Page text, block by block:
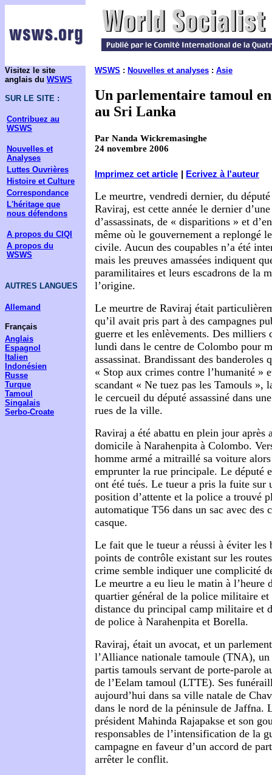
Visitez le site
anglais du WSWS
SUR LE SITE :
Contribuez au
WSWS
Nouvelles et
Analyses
Luttes Ouvrières
Histoire et Culture
Correspondance
L'héritage que
nous défendons
A propos du CIQI
A propos du
WSWS
AUTRES LANGUES
Allemand
Français
Anglais
Espagnol
Italien
Indonésien
Russe
Turque
Tamoul
Singalais
Serbo-Croate
WSWS : Nouvelles et analyses : Asie
Un parlementaire tamoul en
au Sri Lanka
Par Nanda Wickremasinghe
24 novembre 2006
Imprimez cet article Ecrivez à l'auteur
Le meurtre, vendredi dernier, du
Raviraj, est cette année le dernier
d’assassinats, de « disparitions » et
même où le gouvernement a replongé
civile. Aucun des coupables n’a été
mais les preuves amassées indiquent
paramilitaires et leurs escadrons de la
l’origine.
Le meurtre de Raviraj était
qu’il avait pris part à des campagnes
guerre et les enlèvements. Des milliers
lundi dans le centre de Colombo pour
assassinat. Brandissant des banderoles
« Stop aux crimes contre l’humanité »
scandant « Ne tuez pas les Tamouls »,
le cercueil du député assassiné dans
rues de la ville.
Raviraj a été abattu en plein jour après
domicile à Narahenpita à Colombo.
homme armé a mitraillé sa voiture alors
emprunter la rue principale. Le député
ont été tués. Le tueur a pris la fuite sur
position d’attente et la police a trouvé
automatique T56 dans un sac avec des
casque.
Le fait que le tueur a réussi à éviter les
points de contrôle existant sur les
crime semble indiquer une complicité
Le meurtre a eu lieu le matin à l’heure
quartier général de la police militaire
distance du principal camp militaire et
de police à Narahenpita et Borella.
Raviraj, était un avocat, et un
l’Alliance nationale tamoule (TNA), un
partis tamouls servant de porte-parole
de l’Eelam tamoul (LTTE). Ses
aujourd’hui dans sa ville natale de
dans le nord de la péninsule de Jaffna.
président Mahinda Rajapakse et son
responsables de l’intensification de la
campagne en faveur d’un accord de
arrêter le conflit.